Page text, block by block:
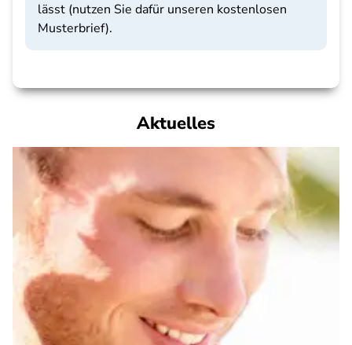
lässt (nutzen Sie dafür unseren kostenlosen
Musterbrief).
Aktuelles